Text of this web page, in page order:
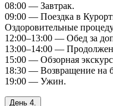
08:00 — Завтрак.
09:00 — Поездка в
Оздоровительные
12:00–13:00 — Обед за
13:00–14:00 —
15:00 — Обзорная
18:30 — Возвращение на
19:00 — Ужин.
День 4.